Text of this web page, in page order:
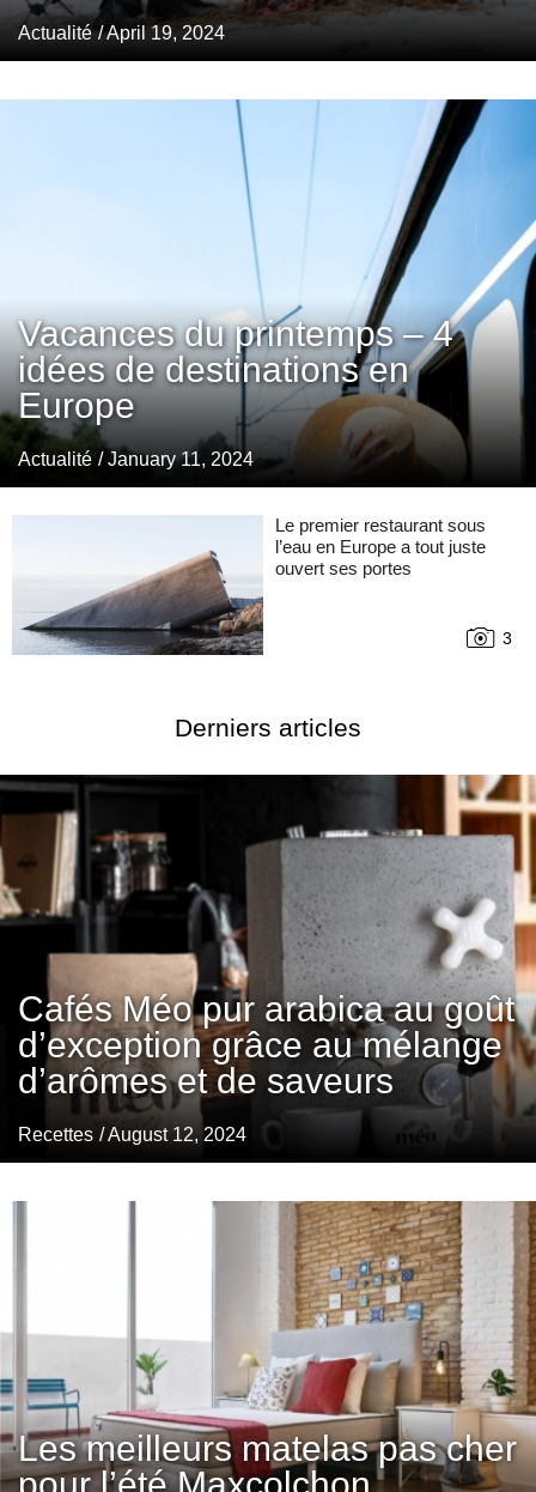
Actualité / April 19, 2024
Vacances du printemps – 4
idées de destinations en
Europe
Actualité / January 11, 2024
Le premier restaurant sous
l’eau en Europe a tout juste
ouvert ses portes
3
Derniers articles
Cafés Méo pur arabica au goût
d’exception grâce au mélange
d’arômes et de saveurs
Recettes / August 12, 2024
Les meilleurs matelas pas cher